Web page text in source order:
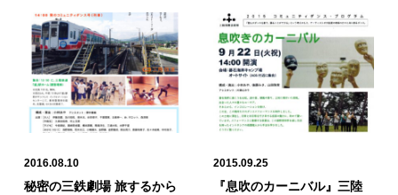
2016.08.10
秘密の三鉄劇場 旅するから
2015.09.25
『息吹のカーニバル』三陸